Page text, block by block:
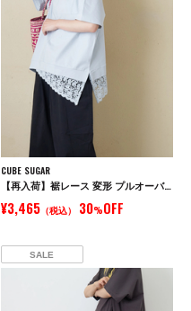
CUBE SUGAR
【再入荷】裾レース 変形 プルオーバー Tシャツ
¥3,465（税込） 30%OFF
SALE